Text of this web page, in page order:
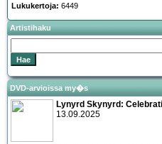
Lukukertoja: 6449
Artistihaku
DVD-arvioissa my�s
Lynyrd Skynyrd:
13.09.2025